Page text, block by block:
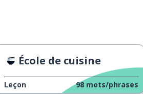
École de cuisine
Leçon 98 mots/phrases